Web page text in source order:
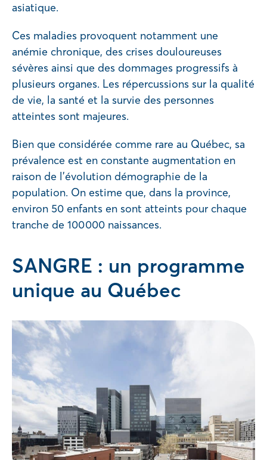
asiatique.
Ces maladies provoquent notamment une
anémie chronique, des crises douloureuses
sévères ainsi que des dommages progressifs à
plusieurs organes. Les répercussions sur la qualité
de vie, la santé et la survie des personnes
atteintes sont majeures.
Bien que considérée comme rare au Québec, sa
prévalence est en constante augmentation en
raison de l’évolution démographie de la
population. On estime que, dans la province,
environ 50 enfants en sont atteints pour chaque
tranche de 100 000 naissances.
SANGRE : un programme
unique au Québec